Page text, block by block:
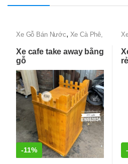
Xe Gỗ Bán Nước, Xe Cà Phê,
Xe cafe take away bằng
gỗ
-11%
rẻ
-